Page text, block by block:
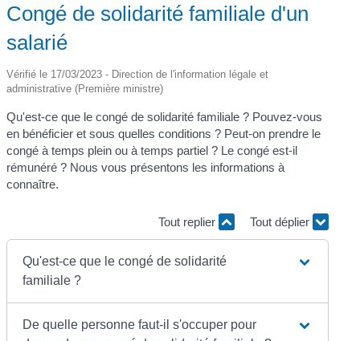
Congé de solidarité familiale d'un
salarié
Vérifié le 17/03/2023 - Direction de l'information légale et
administrative (Première ministre)
Qu'est-ce que le congé de solidarité familiale ? Pouvez-vous
en bénéficier et sous quelles conditions ? Peut-on prendre le
congé à temps plein ou à temps partiel ? Le congé est-il
rémunéré ? Nous vous présentons les informations à
connaître.
Tout replier Tout déplier
Qu'est-ce que le congé de solidarité
familiale ?
De quelle personne faut-il s'occuper pour